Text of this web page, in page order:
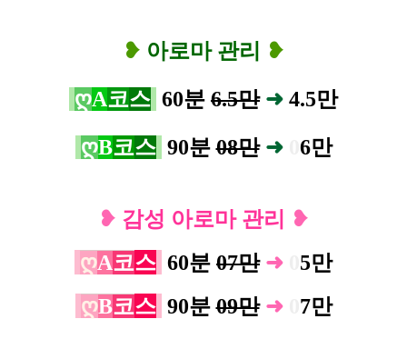
❥ 아로마 관리 ❥
ღA코스 60분 6.5만 ➜ 4.5만
ღB코스 90분 08만 ➜ 6만
❥ 감성 아로마 관리
❥
ღA코스 60분 07만 ➜ 5만
ღB코스 90분 09만 ➜ 7만